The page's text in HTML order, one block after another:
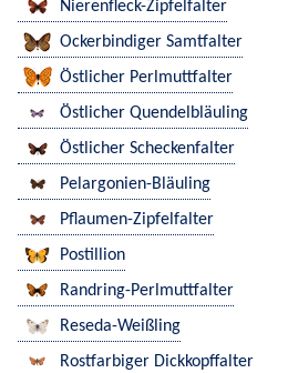
Nierenfleck-Zipfelfalter
Ockerbindiger Samtfalter
Östlicher Perlmuttfalter
Östlicher Quendelbläuling
Östlicher Scheckenfalter
Pelargonien-Bläuling
Pflaumen-Zipfelfalter
Postillion
Randring-Perlmuttfalter
Reseda-Weißling
Rostfarbiger Dickkopffalter